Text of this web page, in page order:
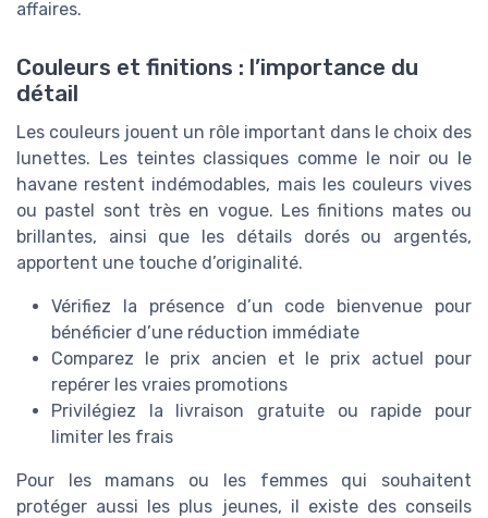
affaires.
Couleurs et finitions : l’importance du
détail
Les couleurs jouent un rôle important dans le choix des
lunettes. Les teintes classiques comme le noir ou le
havane restent indémodables, mais les couleurs vives
ou pastel sont très en vogue. Les finitions mates ou
brillantes, ainsi que les détails dorés ou argentés,
apportent une touche d’originalité.
Vérifiez la présence d’un code bienvenue pour
bénéficier d’une réduction immédiate
Comparez le prix ancien et le prix actuel pour
repérer les vraies promotions
Privilégiez la livraison gratuite ou rapide pour
limiter les frais
Pour les mamans ou les femmes qui souhaitent
protéger aussi les plus jeunes, il existe des conseils